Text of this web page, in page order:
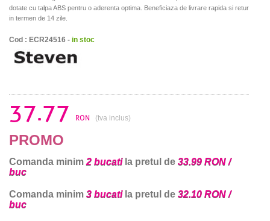
dotate cu talpa ABS pentru o aderenta optima. Beneficiaza de livrare rapida si retur
in termen de 14 zile.
Cod : ECR24516 - in stoc
37.77 RON (tva inclus)
PROMO
Comanda minim2 bucatila pretul de 33.99 RON /
buc
Comanda minim 3 bucatila pretul de 32.10 RON /
buc